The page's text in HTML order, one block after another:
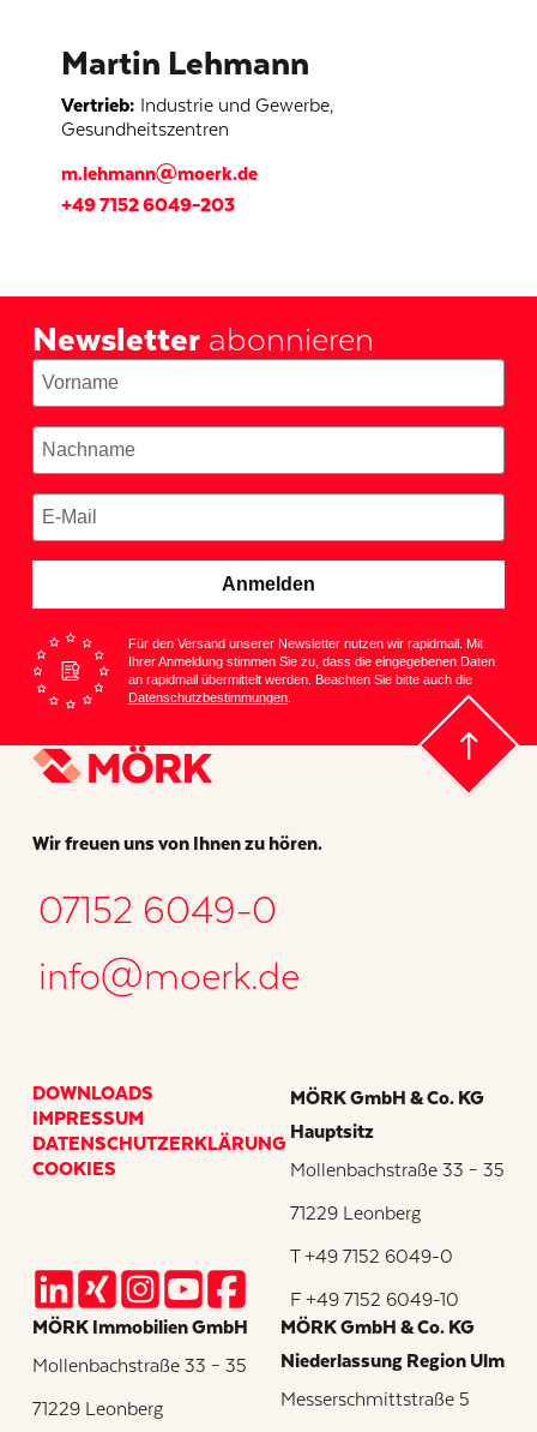
Martin Lehmann
Vertrieb: Industrie und Gewerbe,
Gesundheitszentren
m.lehmann@moerk.de
+49 7152 6049–203
Newsletterabonnieren
Anmelden
Für den Versand unserer Newsletter nutzen wir rapidmail. Mit
Ihrer Anmeldung stimmen Sie zu, dass die eingegebenen Daten
an rapidmail übermittelt werden. Beachten Sie bitte auch die
Datenschutzbestimmungen.
Wir freuen uns von Ihnen zu hören.
07152 6049-0
info@moerk.de
DOWNLOADS
IMPRESSUM
DATENSCHUTZERKLÄRUNG
COOKIES
MÖRK GmbH & Co. KG
Hauptsitz
Mollenbachstraße 33 – 35
71229 Leonberg
T +49 7152 6049-0
F +49 7152 6049-10
MÖRK Immobilien GmbH
Mollenbachstraße 33 – 35
71229 Leonberg
MÖRK GmbH & Co. KG
Niederlassung Region Ulm
Messerschmittstraße 5